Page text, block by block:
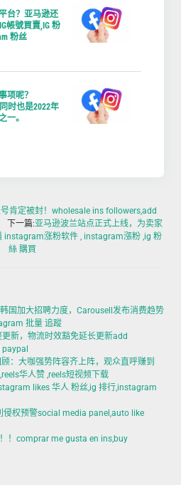
台？亚马逊还
帳號買賣,IG 粉
粉丝
项呢？
时也是2022年
一。
肯定被封！wholesale ins followers,add
下一篇:亚马逊波兰站点正式上线，为卖家
instagram涨粉软件 , instagram漲粉 ,ig 粉
絲 購買
国加大招聘力度，Carousell发布消费趋势
批量 追蹤
新，物流时效豁免延长更新add
paypal
：大咖强势阵容齐上阵，观众直呼赚到
华人赞 ,reels短视频下载
likes 华人 粉丝,ig 排行,instagram
侵权预警social media panel,auto like
！comprar me gusta en ins,buy